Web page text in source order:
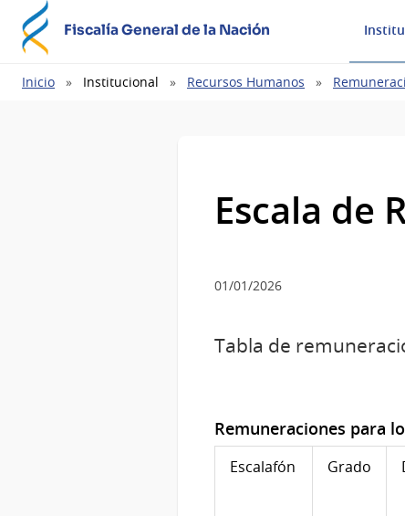
Fiscalía General de la Nación
Ruta
Inicio Institucional Recursos Humanos
Escala de
01/01/2026
Tabla de
Remuneraciones para
Escalafón Grado